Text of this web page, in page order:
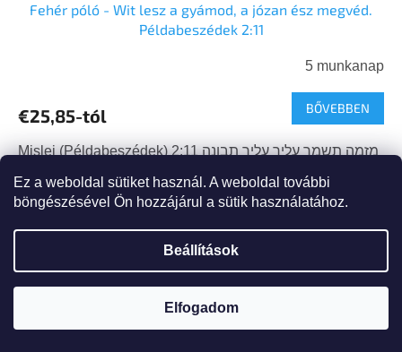
Ez a weboldal sütiket használ. A weboldal további
böngészésével Ön hozzájárul a sütik használatához.
Beállítások
Elfogadom
Fehér póló - Wit lesz a gyámod, a józan ész megvéd.
Példabeszédek 2:11
5 munkanap
€25,85-tól BŐVEBBEN
Mislej (Példabeszédek) 2:11 מזמה תשמר עליך עליך תבונה
alecha tevuna tincereka. mishlei shelomo 2:11 A
szellemesség lesz az...